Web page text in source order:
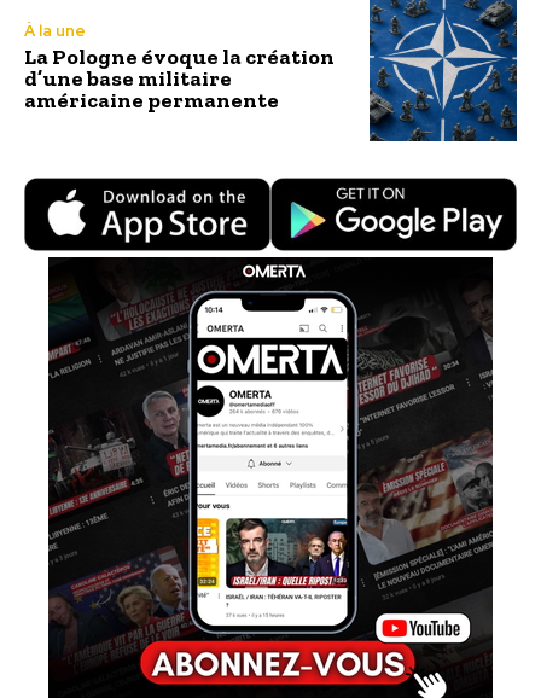
À la une
La Pologne évoque la création
d’une base militaire
américaine permanente